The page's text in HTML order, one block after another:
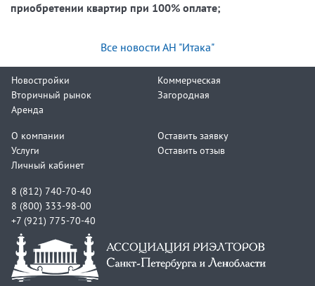
приобретении квартир при 100% оплате;
Все новости АН "Итака"
Новостройки
Вторичный рынок
Аренда
Коммерческая
Загородная
О компании
Услуги
Личный кабинет
Оставить заявку
Оставить отзыв
8 (812) 740-70-40
8 (800) 333-98-00
+7 (921) 775-70-40